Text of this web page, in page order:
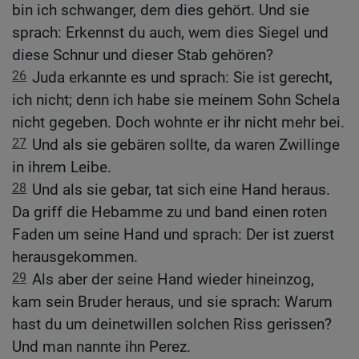
bin ich schwanger, dem dies gehört. Und sie
sprach: Erkennst du auch, wem dies Siegel und
diese Schnur und dieser Stab gehören?
26 Juda erkannte es und sprach: Sie ist gerecht,
ich nicht; denn ich habe sie meinem Sohn Schela
nicht gegeben. Doch wohnte er ihr nicht mehr bei.
27 Und als sie gebären sollte, da waren Zwillinge
in ihrem Leibe.
28 Und als sie gebar, tat sich eine Hand heraus.
Da griff die Hebamme zu und band einen roten
Faden um seine Hand und sprach: Der ist zuerst
herausgekommen.
29 Als aber der seine Hand wieder hineinzog,
kam sein Bruder heraus, und sie sprach: Warum
hast du um deinetwillen solchen Riss gerissen?
Und man nannte ihn Perez.